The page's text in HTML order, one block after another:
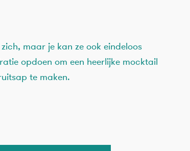
maar je kan ze ook eindeloos
opdoen om een heerlijke mocktail
te maken.